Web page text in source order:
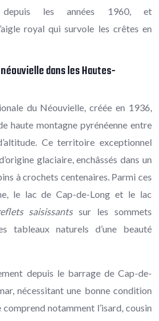
les années 1960, et
royal qui survole les crêtes en
dans les Hautes-
du Néouvielle, créée en 1936,
haute montagne pyrénéenne entre
Ce territoire exceptionnel
glaciaire, enchâssés dans un
à crochets centenaires. Parmi ces
le lac de Cap-de-Long et le lac
saisissantssur les sommets
tableaux naturels d’une beauté
depuis le barrage de Cap-de-
nécessitant une bonne condition
notamment l’isard, cousin